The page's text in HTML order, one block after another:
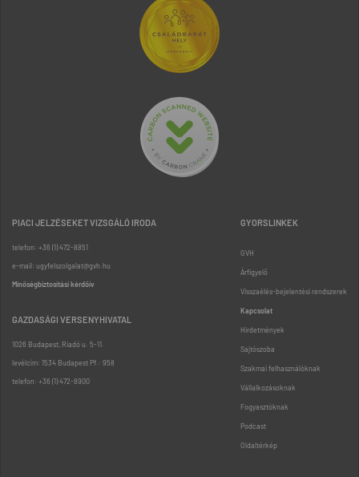
PIACI JELZÉSEKET VIZSGÁLÓ IRODA
telefon: +36 (1) 472-8851
e-mail: ugyfelszolgalat@gvh.hu
Minőségbiztosítási kérdőív
GAZDASÁGI VERSENYHIVATAL
1026 Budapest, Riadó u. 5-11.
levélcím: 1534 Budapest Pf.: 958
telefon: +36 (1) 472-8900
GYORSLINKEK
GVH
Árfigyelő
Visszaélés-bejelentési rendszerek
Kapcsolat
Hirdetmények
Sajtószoba
Szakmai felhasználóknak
Vállalkozásoknak
Fogyasztóknak
Podcast
Oldaltérkép